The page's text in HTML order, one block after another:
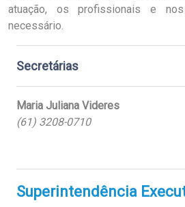
atuação, os profissionais e
necessário.
Secretárias
Maria Juliana Videres
(61) 3208-0710
Superintendência